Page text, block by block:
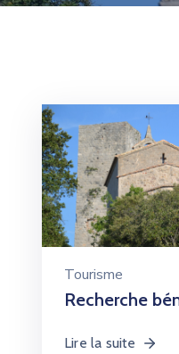
Tourisme
Recherche
Lire la suite